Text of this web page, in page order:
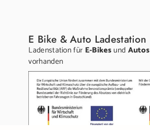
E Bike & Auto Ladestation
Ladenstation für E-Bikesund Autos
vorhanden